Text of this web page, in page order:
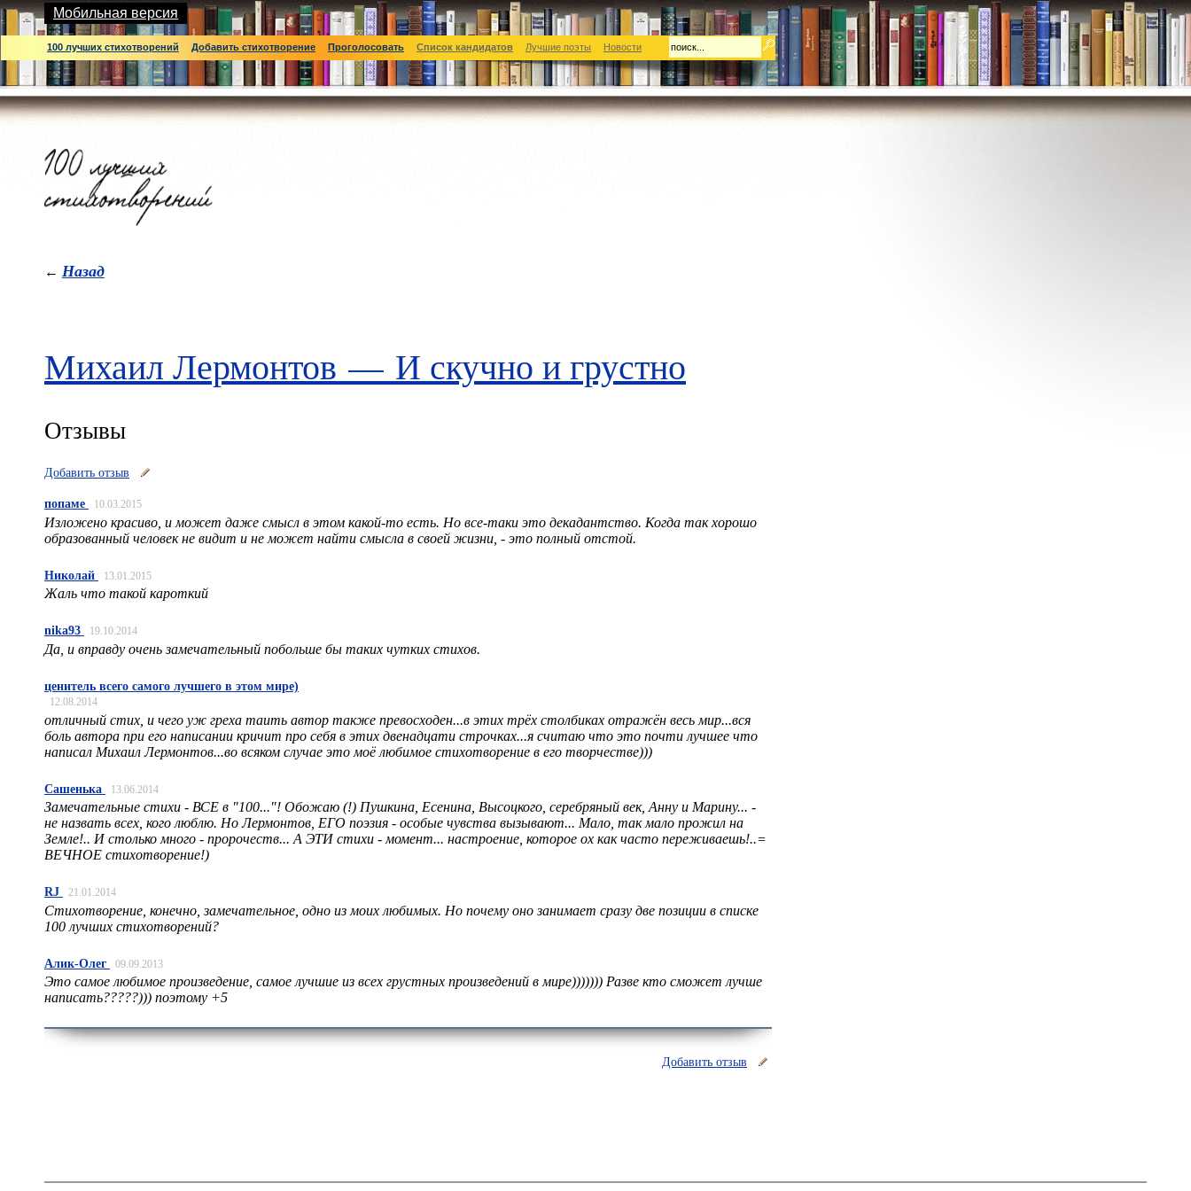
Мобильная версия
100 лучших стихотворений Добавить стихотворение Проголосовать Список кандидатов Лучшие поэты Новости
← Назад
Михаил Лермонтов — И скучно и грустно
Отзывы
Добавить отзыв
попаме 10.03.2015
Изложено красиво, и может даже смысл в этом какой-то есть. Но все-таки это декадантство. Когда так хорошо
образованный человек не видит и не может найти смысла в своей жизни, - это полный отстой.
Николай 13.01.2015
Жаль что такой кароткий
nika93 19.10.2014
Да, и вправду очень замечательный побольше бы таких чутких стихов.
ценитель всего самого лучшего в этом мире)
12.08.2014
отличный стих, и чего уж греха таить автор также превосходен...в этих трёх столбиках отражён весь мир...вся
боль автора при его написании кричит про себя в этих двенадцати строчках...я считаю что это почти лучшее что
написал Михаил Лермонтов...во всяком случае это моё любимое стихотворение в его творчестве)))
Сашенька 13.06.2014
Замечательные стихи - ВСЕ в "100..."! Обожаю (!) Пушкина, Есенина, Высоцкого, серебряный век, Анну и Марину... -
не назвать всех, кого люблю. Но Лермонтов, ЕГО поэзия - особые чувства вызывают... Мало, так мало прожил на
Земле!.. И столько много - пророчеств... А ЭТИ стихи - момент... настроение, которое ох как часто переживаешь!..=
ВЕЧНОЕ стихотворение!)
RJ 21.01.2014
Стихотворение, конечно, замечательное, одно из моих любимых. Но почему оно занимает сразу две позиции в списке
100 лучших стихотворений?
Алик-Олег 09.09.2013
Это самое любимое произведение, самое лучшие из всех грустных произведений в мире))))))) Разве кто сможет лучше
написать?????))) поэтому +5
Добавить отзыв